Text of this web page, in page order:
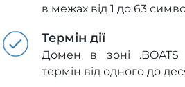
в межах від 1 до 63
Термін дії
Домен в зоні
термін від одного до